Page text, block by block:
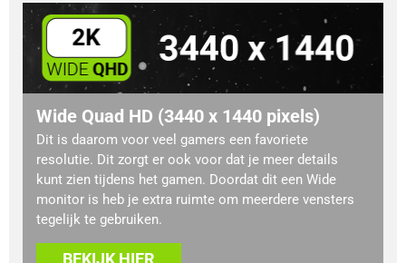
Wide Quad HD (3440 x 1440 pixels)
Dit is daarom voor veel gamers een favoriete
resolutie. Dit zorgt er ook voor dat je meer details
kunt zien tijdens het gamen. Doordat dit een Wide
monitor is heb je extra ruimte om meerdere vensters
tegelijk te gebruiken.
BEKIJK HIER